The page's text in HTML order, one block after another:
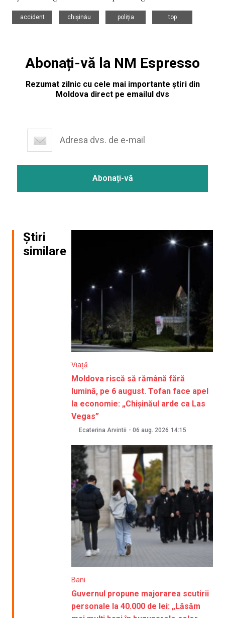
accident
chișinău
poliția
top
Abonați-vă la NM Espresso
Rezumat zilnic cu cele mai importante știri din
Moldova direct pe emailul dvs
Știri
similare
Viață
Moldova riscă să rămână fără
lumină, pe 6 august. Tofan face apel
la economie: „Chișinăul arde ca Las
Vegas”
Ecaterina Arvintii - 06 aug. 2026 14:15
Bani
Guvernul propune majorarea scutirii
personale la 40.000 de lei: „Lăsăm